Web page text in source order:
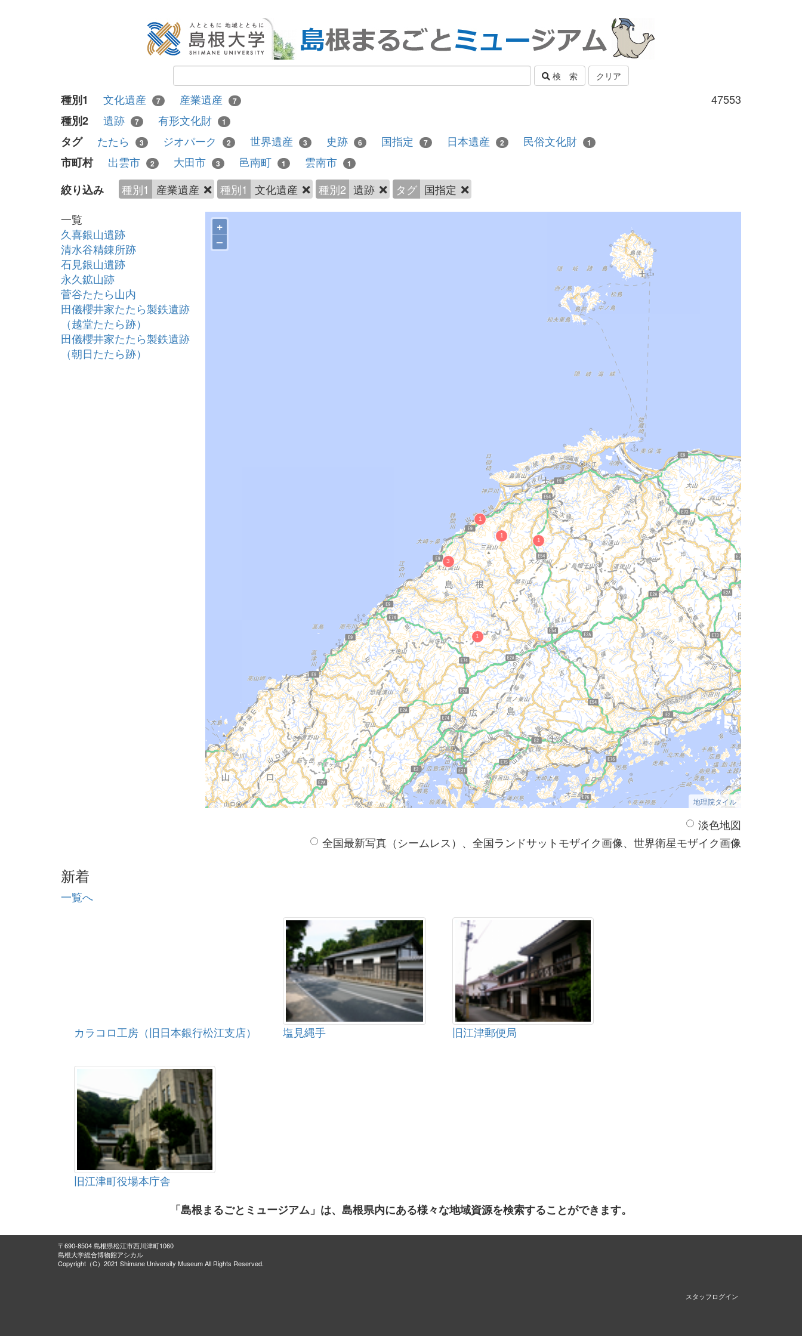
検 索 クリア
47553
種別1 文化遺産 7 産業遺産 7
種別2 遺跡 7 有形文化財 1
タグ たたら 3 ジオパーク 2 世界遺産 3 史跡 6 国指定 7 日本遺産 2 民俗文化財 1
市町村 出雲市 2 大田市 3 邑南町 1 雲南市 1
絞り込み 種別1 産業遺産 種別1 文化遺産 種別2 遺跡 タグ 国指定
一覧
久喜銀山遺跡
清水谷精錬所跡
石見銀山遺跡
永久鉱山跡
菅谷たたら山内
田儀櫻井家たたら製鉄遺跡
（越堂たたら跡）
田儀櫻井家たたら製鉄遺跡
（朝日たたら跡）
+
–
地理院タイル
淡色地図
全国最新写真（シームレス）、全国ランドサットモザイク画像、世界衛星モザイク画像
新着
一覧へ
カラコロ工房（旧日本銀行松江支店） 塩見縄手 旧江津郵便局
旧江津町役場本庁舎
「島根まるごとミュージアム」は、島根県内にある様々な地域資源を検索することができます。
〒690-8504 島根県松江市西川津町1060
島根大学総合博物館アシカル
Copyright（C）2021 Shimane University Museum All Rights Reserved.
スタッフログイン